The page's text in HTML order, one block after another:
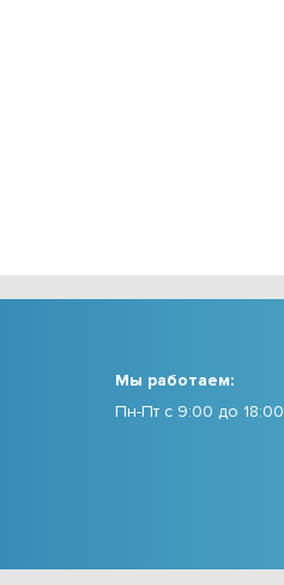
Мы работаем:
Пн-Пт с 9:00 до 18:00